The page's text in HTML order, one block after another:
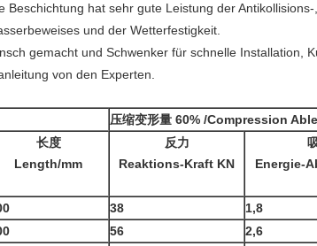
Beschichtung hat sehr gute Leistung der
und der Wetterfestigkeit.
gemacht und Schwenker für schnelle Installation,
von den Experten.
压缩变形量 60% /Compression
长度
Length/mm
反力
Reaktions-Kraft KN
Energie-
38
1,8
56
2,6